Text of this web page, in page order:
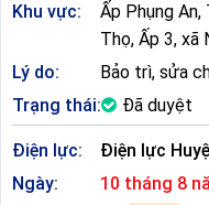
Khu vực:
Ấp Phụng
Thọ, Ấp 3, xã
Lý do:
Bảo trì, sửa
Trạng thái:
Đã duyệt
Điện lực:
Điện lực
Ngày:
10 tháng 8